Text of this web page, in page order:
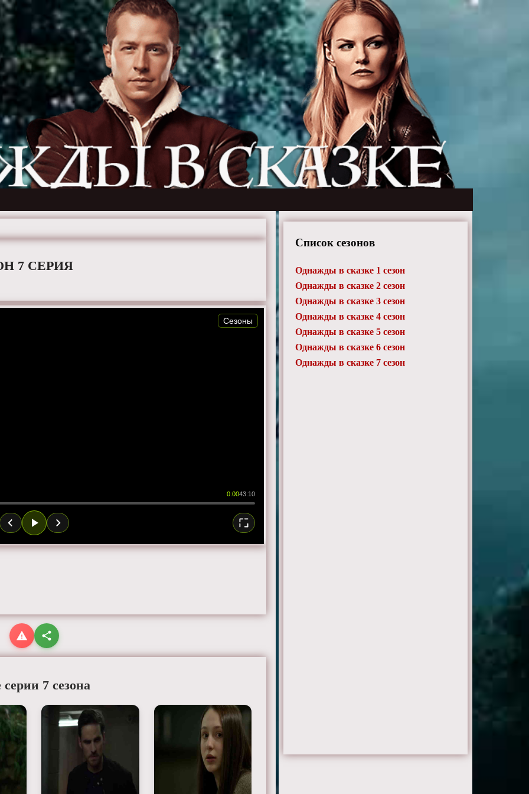
7 СЕРИЯ
0:0043:10
Сезоны
серии 7 сезона
Список сезонов
Однажды в сказке 1 сезон
Однажды в сказке 2 сезон
Однажды в сказке 3 сезон
Однажды в сказке 4 сезон
Однажды в сказке 5 сезон
Однажды в сказке 6 сезон
Однажды в сказке 7 сезон